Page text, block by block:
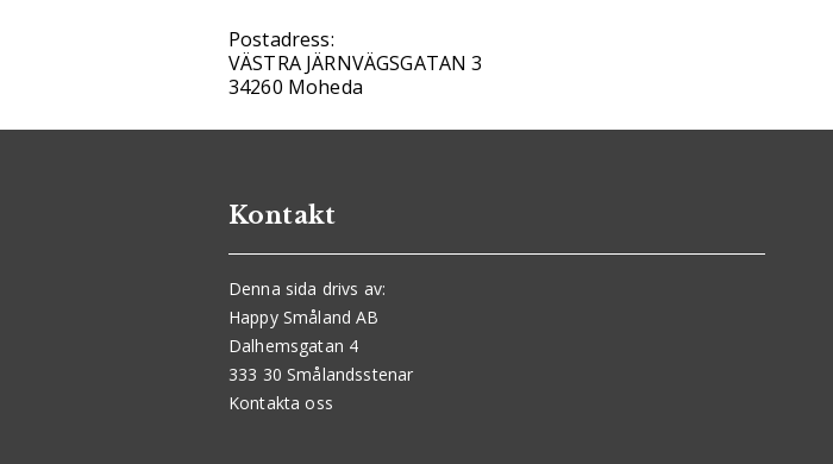
Postadress:
VÄSTRA JÄRNVÄGSGATAN 3
34260 Moheda
Kontakt
Denna sida drivs av:
Happy Småland AB
Dalhemsgatan 4
333 30 Smålandsstenar
Kontakta oss